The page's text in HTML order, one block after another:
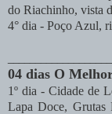
do Riachinho, vista
4° dia - Poço Azul,
04 dias O
1º dia - Cidade de
Lapa Doce,